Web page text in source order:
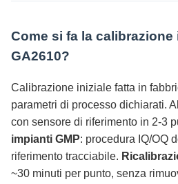
Come si fa la calibrazione
GA2610?
Calibrazione iniziale fatta in
parametri di processo dichiarati.
con sensore di riferimento in 2-3
impianti GMP: procedura IQ/OQ
riferimento tracciabile.
~30 minuti per punto, senza